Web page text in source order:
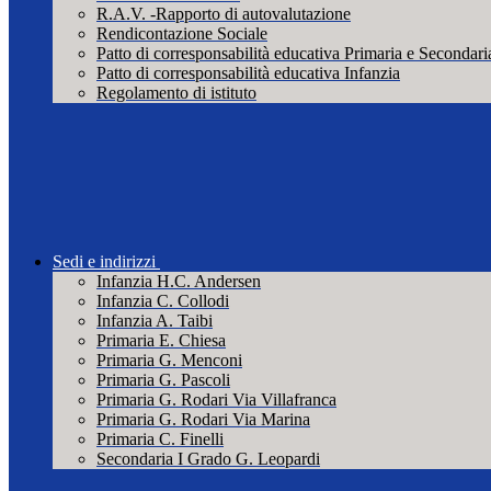
R.A.V. -Rapporto di autovalutazione
Rendicontazione Sociale
Patto di corresponsabilità educativa Primaria e
Patto di corresponsabilità educativa Infanzia
Regolamento di istituto
Sedi e indirizzi
Infanzia H.C. Andersen
Infanzia C. Collodi
Infanzia A. Taibi
Primaria E. Chiesa
Primaria G. Menconi
Primaria G. Pascoli
Primaria G. Rodari Via Villafranca
Primaria G. Rodari Via Marina
Primaria C. Finelli
Secondaria I Grado G. Leopardi